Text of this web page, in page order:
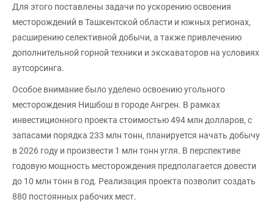
Для этого поставлены задачи по ускорению освоения
месторождений в Ташкентской области и южных регионах,
расширению селективной добычи, а также привлечению
дополнительной горной техники и экскаваторов на условиях
аутсорсинга.
Особое внимание было уделено освоению угольного
месторождения Нишбош в городе Ангрен. В рамках
инвестиционного проекта стоимостью 494 млн долларов, с
запасами порядка 233 млн тонн, планируется начать добычу
в 2026 году и произвести 1 млн тонн угля. В перспективе
годовую мощность месторождения предполагается довести
до 10 млн тонн в год. Реализация проекта позволит создать
880 постоянных рабочих мест.